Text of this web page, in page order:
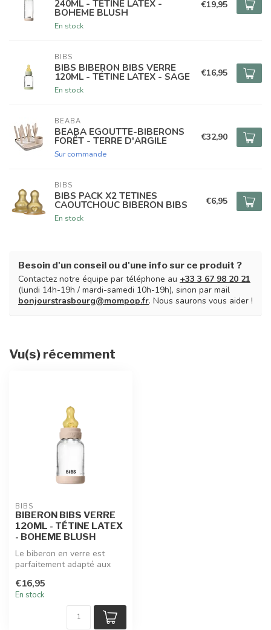
240ML - TÉTINE LATEX -
BOHEME BLUSH
En stock
€19,95
BIBS
BIBS BIBERON BIBS VERRE
120ML - TÉTINE LATEX - SAGE
En stock
€16,95
BEABA
BEABA EGOUTTE-BIBERONS
FORÊT - TERRE D'ARGILE
Sur commande
€32,90
BIBS
BIBS PACK X2 TETINES
CAOUTCHOUC BIBERON BIBS
En stock
€6,95
Besoin d'un conseil ou d'une info sur ce produit ?
Contactez notre équipe par téléphone au +33 3 67 98 20 21
(lundi 14h-19h / mardi-samedi 10h-19h), sinon par mail
bonjourstrasbourg@mompop.fr. Nous saurons vous aider !
Vu(s) récemment
BIBS
BIBERON BIBS VERRE
120ML - TÉTINE LATEX
- BOHEME BLUSH
Le biberon en verre est
parfaitement adapté aux
naissanc...
€16,95
En stock